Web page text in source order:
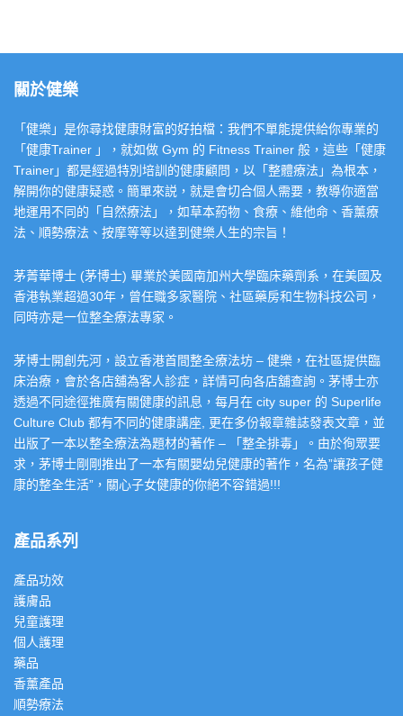
關於健樂
「健樂」是你尋找健康財富的好拍檔：我們不單能提供給你專業的
「健康Trainer 」，就如做 Gym 的 Fitness Trainer 般，這些「健康
Trainer」都是經過特別培訓的健康顧問，以「整體療法」為根本，
解開你的健康疑惑。簡單來説，就是會切合個人需要，教導你適當
地運用不同的「自然療法」，如草本葯物、食療、維他命、香薰療
法、順勢療法、按摩等等以達到健樂人生的宗旨！
茅菁華博士 (茅博士) 畢業於美國南加州大學臨床藥劑系，在美國及
香港執業超過30年，曾任職多家醫院、社區藥房和生物科技公司，
同時亦是一位整全療法專家。
茅博士開創先河，設立香港首間整全療法坊 – 健樂，在社區提供臨
床治療，會於各店舖為客人診症，詳情可向各店舖查詢。茅博士亦
透過不同途徑推廣有關健康的訊息，每月在 city super 的 Superlife
Culture Club 都有不同的健康講座, 更在多份報章雜誌發表文章，並
出版了一本以整全療法為題材的著作 – 「整全排毒」。由於徇眾要
求，茅博士剛剛推出了一本有關嬰幼兒健康的著作，名為”讓孩子健
康的整全生活”，關心子女健康的你絕不容錯過!!!
產品系列
產品功效
護膚品
兒童護理
個人護理
藥品
香薰產品
順勢療法